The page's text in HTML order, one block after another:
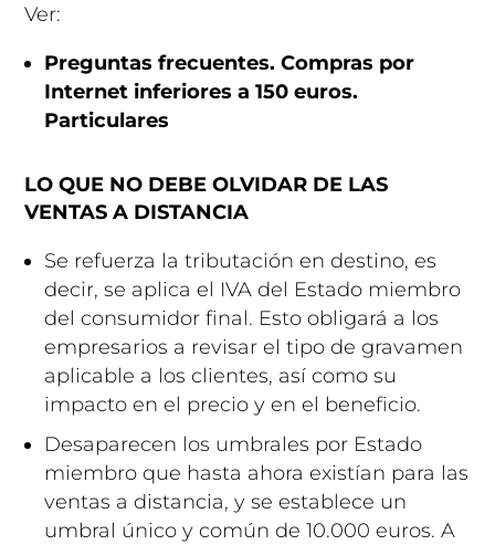
Ver:
Preguntas frecuentes. Compras por
Internet inferiores a 150 euros.
Particulares
LO QUE NO DEBE OLVIDAR DE LAS
VENTAS A DISTANCIA
Se refuerza la tributación en destino, es
decir, se aplica el IVA del Estado miembro
del consumidor final. Esto obligará a los
empresarios a revisar el tipo de gravamen
aplicable a los clientes, así como su
impacto en el precio y en el beneficio.
Desaparecen los umbrales por Estado
miembro que hasta ahora existían para las
ventas a distancia, y se establece un
umbral único y común de 10.000 euros. A